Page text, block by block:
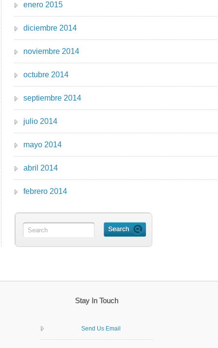
enero 2015
diciembre 2014
noviembre 2014
octubre 2014
septiembre 2014
julio 2014
mayo 2014
abril 2014
febrero 2014
Stay In Touch
Send Us Email